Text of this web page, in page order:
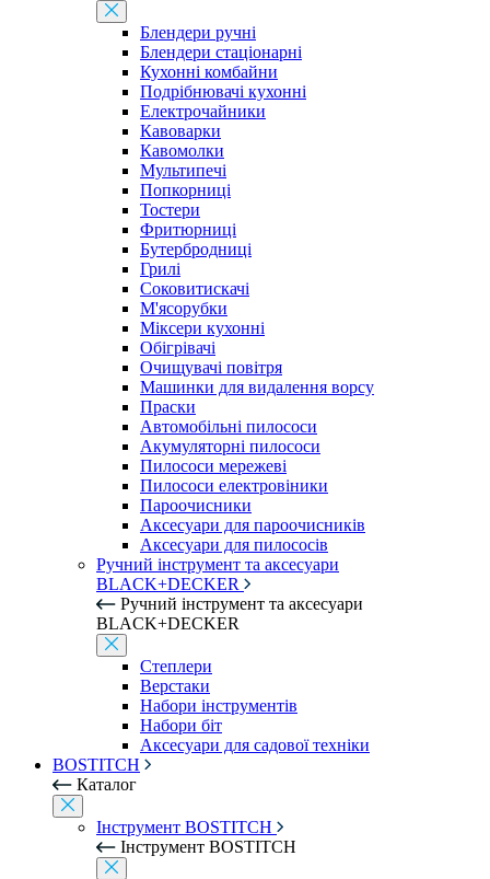
Блендери ручні
Блендери стаціонарні
Кухонні комбайни
Подрібнювачі кухонні
Електрочайники
Кавоварки
Кавомолки
Мультипечі
Попкорниці
Тостери
Фритюрниці
Бутербродниці
Грилі
Соковитискачі
М'ясорубки
Міксери кухонні
Обігрівачі
Очищувачі повітря
Машинки для видалення ворсу
Праски
Автомобільні пилососи
Акумуляторні пилососи
Пилососи мережеві
Пилососи електровіники
Пароочисники
Аксесуари для пароочисників
Аксесуари для пилососів
Ручний інструмент та аксесуари
BLACK+DECKER
Ручний інструмент та аксесуари
BLACK+DECKER
Степлери
Верстаки
Набори інструментів
Набори біт
Аксесуари для садової техніки
BOSTITCH
Каталог
Інструмент BOSTITCH
Інструмент BOSTITCH